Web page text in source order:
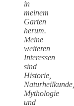
in
meinem
Garten
herum.
Meine
weiteren
Interessen
sind
Historie,
Naturheilkunde,
Mythologie
und